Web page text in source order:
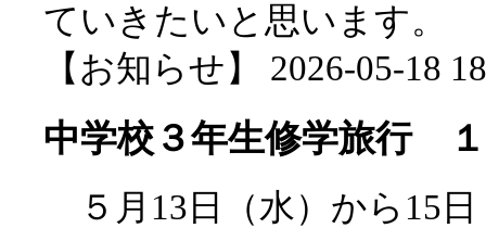
ていきたいと思います。
【お知らせ】 2026-05-18
中学校３年生修学旅行 １
５月13日（水）から15